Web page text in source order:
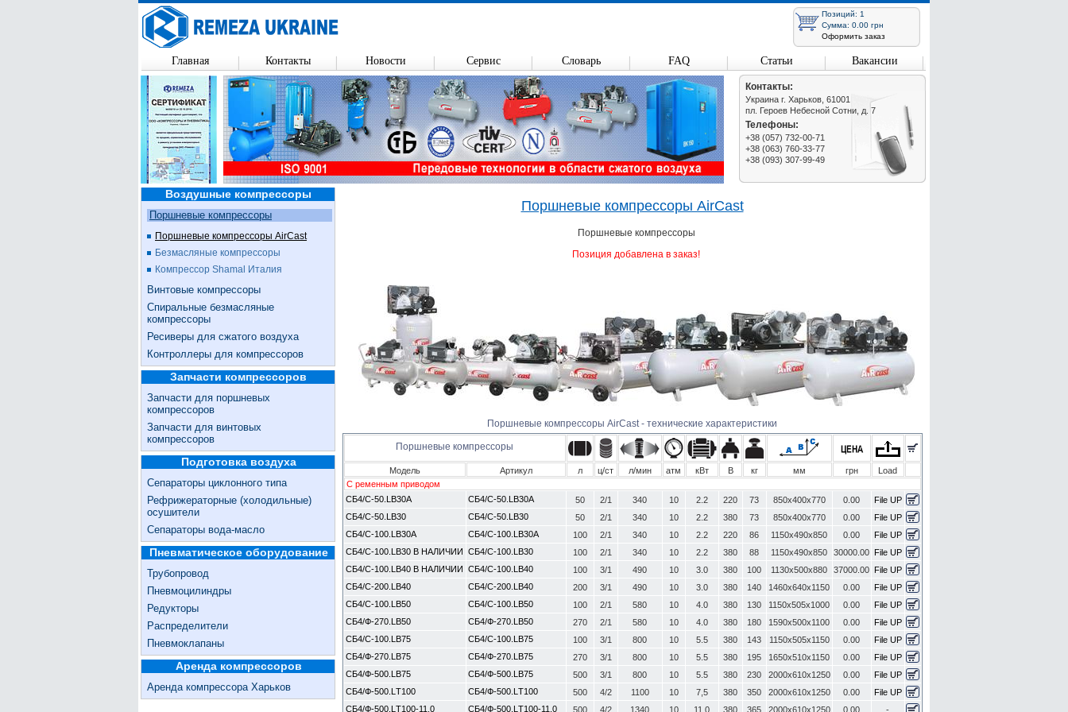
Контакты:
Украина г. Харьков, 61001
пл. Героев Небесной Сотни, д. 7
Телефоны:
+38 (057) 732-00-71
+38 (063) 760-33-77
+38 (093) 307-99-49
Воздушные компрессоры
Поршневые компрессоры
Поршневые компрессоры AirCast
Безмасляные компрессоры
Компрессор Shamal Италия
Винтовые компрессоры
Спиральные безмасляные
компрессоры
Ресиверы для сжатого воздуха
Контроллеры для компрессоров
Запчасти компрессоров
Запчасти для поршневых
компрессоров
Запчасти для винтовых
компрессоров
Подготовка воздуха
Сепараторы циклонного типа
Рефрижераторные (холодильные)
осушители
Сепараторы вода-масло
Пневматическое оборудование
Трубопровод
Пневмоцилиндры
Редукторы
Распределители
Пневмоклапаны
Аренда компрессоров
Аренда компрессора Харьков
Поршневые компрессоры AirCast
Поршневые компрессоры
Позиция добавлена в заказ!
Поршневые компрессоры AirCast - технические характеристики
Поршневые компрессоры
Модель Артикул л ц/ст л/мин атм кВт В кг мм грн
Load
С ременным приводом
СБ4/С-50.LB30A
СБ4/С-50.LB30A 50 2/1 340 10 2.2 220 73 850x400x770 0.00
File UP
СБ4/С-50.LB30
СБ4/С-50.LB30 50 2/1 340 10 2.2 380 73 850x400x770 0.00
File UP
СБ4/С-100.LB30A
СБ4/С-100.LB30A 100 2/1 340 10 2.2 220 86 1150x490x850 0.00
File UP
СБ4/С-100.LB30 В НАЛИЧИИ СБ4/С-100.LB30 100 2/1 340 10 2.2 380 88 1150x490x850 30000.00 File UP
СБ4/С-100.LB40 В НАЛИЧИИ СБ4/С-100.LB40 100 3/1 490 10 3.0 380 100 1130x500x880 37000.00 File UP
СБ4/С-200.LB40
СБ4/С-200.LB40 200 3/1 490 10 3.0 380 140 1460x640x1150 0.00
File UP
СБ4/С-100.LB50
СБ4/С-100.LB50 100 2/1 580 10 4.0 380 130 1150x505x1000 0.00
File UP
СБ4/Ф-270.LB50
СБ4/Ф-270.LB50 270 2/1 580 10 4.0 380 180 1590x500x1100 0.00
File UP
СБ4/С-100.LB75
СБ4/С-100.LB75 100 3/1 800 10 5.5 380 143 1150x505x1150 0.00
File UP
СБ4/Ф-270.LB75
СБ4/Ф-270.LB75 270 3/1 800 10 5.5 380 195 1650x510x1150 0.00
File UP
СБ4/Ф-500.LB75
СБ4/Ф-500.LB75 500 3/1 800 10 5.5 380 230 2000x610x1250 0.00
File UP
СБ4/Ф-500.LТ100
СБ4/Ф-500.LТ100 500 4/2 1100 10 7,5 380 350 2000x610x1250 0.00
File UP
СБ4/Ф-500.LТ100-11,0
СБ4/Ф-500.LТ100-11,0 500 4/2 1340 10 11,0 380 365 2000x610x1250 0.00 -
Позиций: 1
Сумма: 0.00 грн
Оформить заказ
Главная Контакты Новости Сервис Словарь FAQ Статьи Вакансии